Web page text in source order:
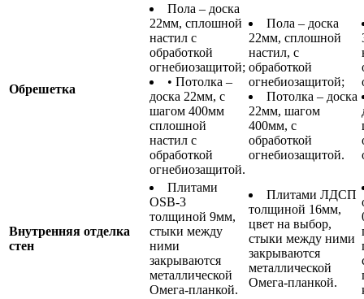
Обрешетка
Пола – доска
22мм, сплошной
настил с
обработкой
огнебиозащитой;
• Потолка –
доска 22мм, с
шагом 400мм
сплошной
настил с
обработкой
огнебиозащитой.
Пола – доска
22мм, сплошной
настил, с
обработкой
огнебиозащитой;
Потолка – доска
22мм, шагом
400мм, с
обработкой
огнебиозащитой.
Внутренняя отделка
стен
Плитами
OSB-3
толщиной 9мм,
стыки между
ними
закрываются
металлической
Омега-планкой.
Плитами ЛДСП
толщиной 16мм,
цвет на выбор,
стыки между ними
закрываются
металлической
Омега-планкой.